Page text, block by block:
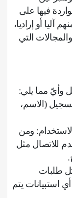
فيها على
أو إراديا،
التي
مما يلي:
(الاسم،
ومن
للاتصال مثل
طلبات
استبيانات يتم